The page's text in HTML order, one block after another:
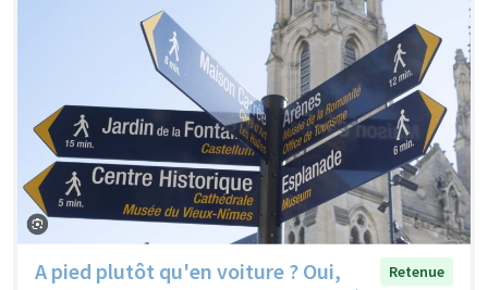
A pied plutôt qu'en voiture ? Oui,
Retenue